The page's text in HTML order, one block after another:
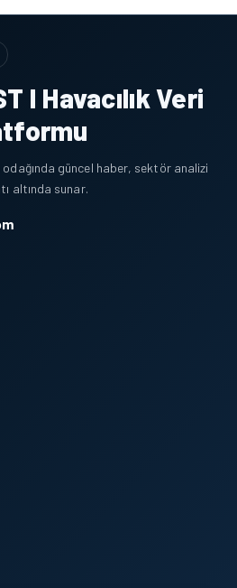
I Havacılık Veri
odağında güncel haber, sektör analizi
altında sunar.